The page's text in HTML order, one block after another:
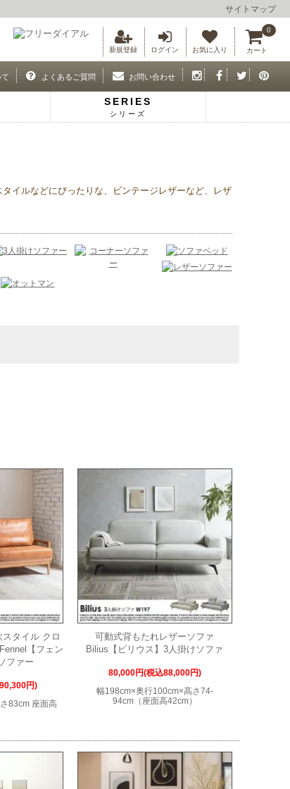
サイトマップ
新規登録 ログイン お気に入り カート
0
よくあるご質問 お問い合わせ
SERIES
シリーズ
イルなどにぴったりな、ビンテージレザーなど、レザ
スタイル クロ
【フェン
ファー
円)
83cm 座面高
可動式背もたれレザーソファ
Bilius【ビリウス】3人掛けソファ
80,000円(税込88,000円)
幅198cm×奥行100cm×高さ74-
94cm（座面高42cm）